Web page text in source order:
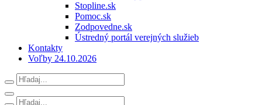
Stopline.sk
Pomoc.sk
Zodpovedne.sk
Ústredný portál verejných služieb
Kontakty
Voľby 24.10.2026